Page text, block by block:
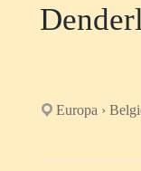
Europa ›